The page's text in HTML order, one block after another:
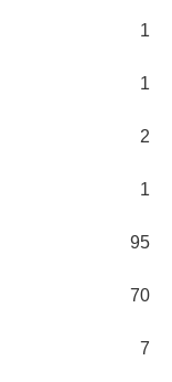
1
1
2
1
95
70
7